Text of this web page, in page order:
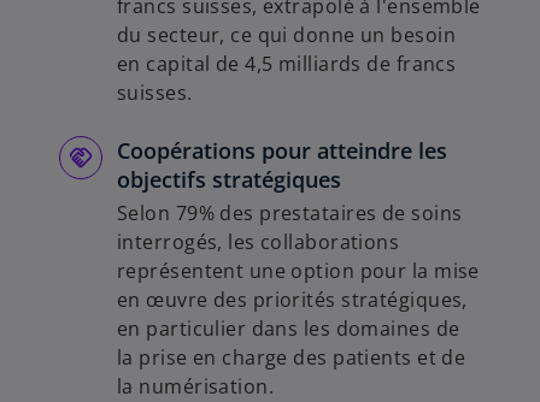
francs suisses, extrapolé à l'ensemble
du secteur, ce qui donne un besoin
en capital de 4,5 milliards de francs
suisses.
Coopérations pour atteindre les
objectifs stratégiques
Selon 79% des prestataires de soins
interrogés, les collaborations
représentent une option pour la mise
en œuvre des priorités stratégiques,
en particulier dans les domaines de
la prise en charge des patients et de
la numérisation.